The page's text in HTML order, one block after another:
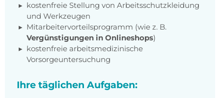
kostenfreie Stellung von Arbeitsschutzkleidung
und Werkzeugen
Mitarbeitervorteilsprogramm (wie z. B.
Vergünstigungen in Onlineshops)
kostenfreie arbeitsmedizinische
Vorsorgeuntersuchung
Ihre täglichen Aufgaben: